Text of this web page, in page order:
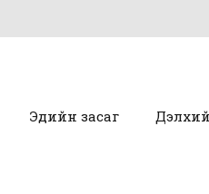
Эдийн засаг